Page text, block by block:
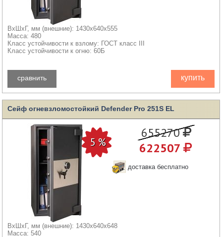
ВхШхГ, мм (внешние): 1430x640x555
Масса: 480
Класс устойчивости к взлому: ГОСТ класс III
Класс устойчивости к огню: 60Б
купить
сравнить
Сейф огневзломостойкий Defender Pro 251S EL
655270
622507
доставка бесплатно
ВхШхГ, мм (внешние): 1430x640x648
Масса: 540